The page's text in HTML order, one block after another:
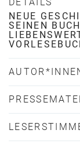
DETAILS
NEUE
SEINEN